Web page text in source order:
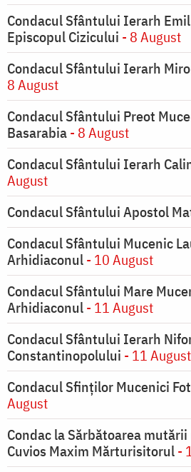
Condacul Sfântului Ierarh
Episcopul Cizicului - 8 August
Condacul Sfântului Ierarh
8 August
Condacul Sfântului Preot
Basarabia- 8 August
Condacul Sfântului Ierarh
August
Condacul Sfântului Apostol
Condacul Sfântului Mucenic
Arhidiaconul- 10 August
Condacul Sfântului Mare
Arhidiaconul- 11 August
Condacul Sfântului Ierarh
Constantinopolului - 11 August
Condacul Sfinţilor Mucenici
August
Condac la Sărbătoarea
Cuvios Maxim Mărturisitorul-